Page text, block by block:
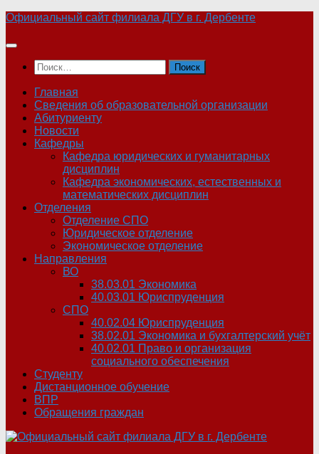
Skip
content
Официальный сайт филиала ДГУ в г. Дербенте
Найти:
Главная
Сведения об образовательной организации
Абитуриенту
Новости
Кафедры
Кафедра юридических и гуманитарных
дисциплин
Кафедра экономических, естественных и
математических дисциплин
Отделения
Отделение СПО
Юридическое отделение
Экономическое отделение
Направления
ВО
38.03.01 Экономика
40.03.01 Юриспруденция
СПО
40.02.04 Юриспруденция
38.02.01 Экономика и бухгалтерский учёт
40.02.01 Право и организация
социального обеспечения
Студенту
Дистанционное обучение
ВПР
Обращения граждан